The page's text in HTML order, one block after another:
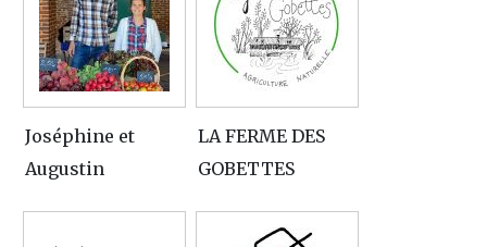
Joséphine et
Augustin
LA FERME DES
GOBETTES